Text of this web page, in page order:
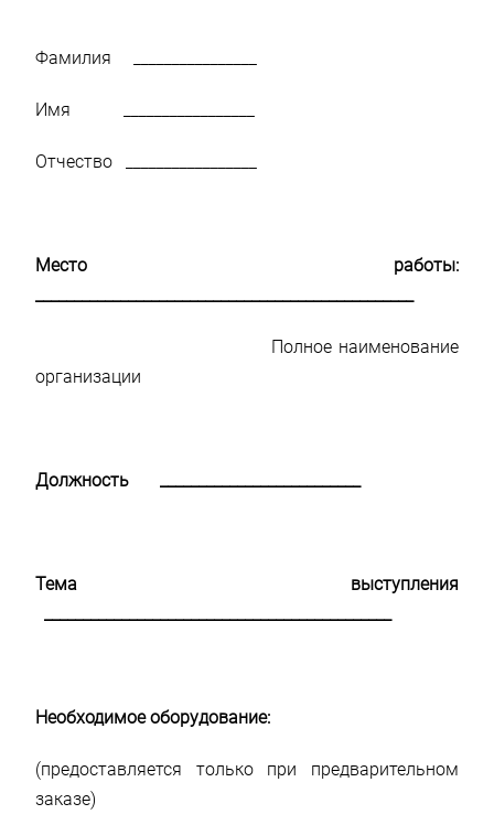
Фамилия ­­­­­­­­­­­­­­­­­­­­­­­­­ ________________
Имя _________________
Отчество _________________
Место работы:
_________________________________________________
Полное наименование
организации
Должность __________________________
Тема выступления
_____________________________________________
Необходимое оборудование:
(предоставляется только при предварительном
заказе)